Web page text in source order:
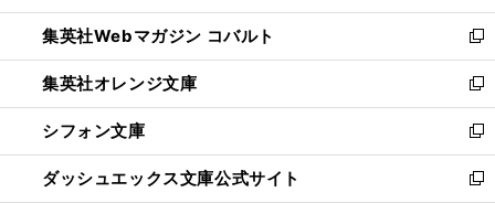
開
く
ウ
で
開
く
ン
ド
ウ
で
開
く
ウ
ィ
ン
ド
ウ
で
開
く
集英社Webマガジン コバルト
新
し
い
ウ
ィ
ン
ド
集英社オレンジ文庫
新
し
い
ウ
ィ
シフォン文庫
新
し
い
ダッシュエックス文庫公式サイト
新